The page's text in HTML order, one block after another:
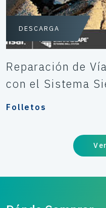
DESCARGA
Reparación de
con el Sistema
Folletos